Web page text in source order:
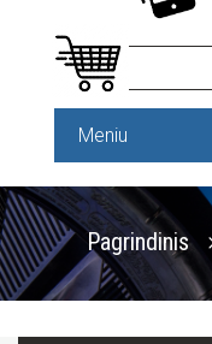
Meniu
Pagrindinis